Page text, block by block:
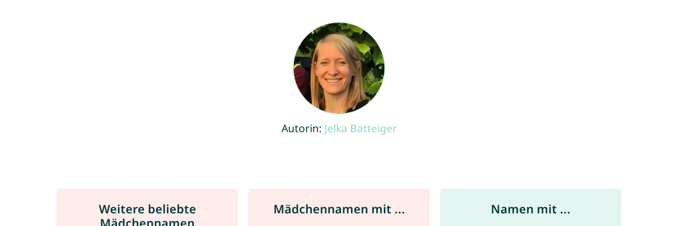
Autorin: Jelka Batteiger
Weitere beliebte
Mädchennamen
Mädchennamen mit ... Namen mit ...